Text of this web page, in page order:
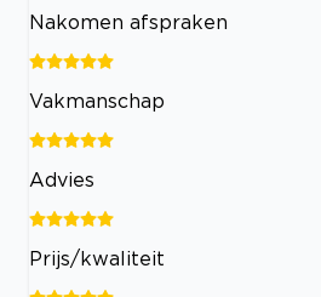
Nakomen afspraken
Vakmanschap
Advies
Prijs/kwaliteit